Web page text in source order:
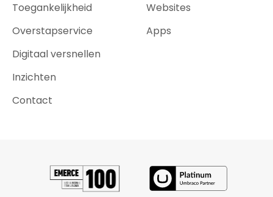
Toegankelijkheid
Overstapservice
Digitaal versnellen
Inzichten
Contact
Websites
Apps